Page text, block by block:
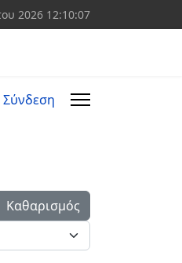
2026 12:10:07
Σύνδεση
Καθαρισμός